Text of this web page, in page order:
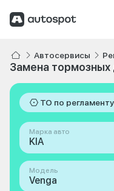
Автосервисы
Замена тормозных
ТО по регламенту
Марка авто
KIA
Модель
Venga